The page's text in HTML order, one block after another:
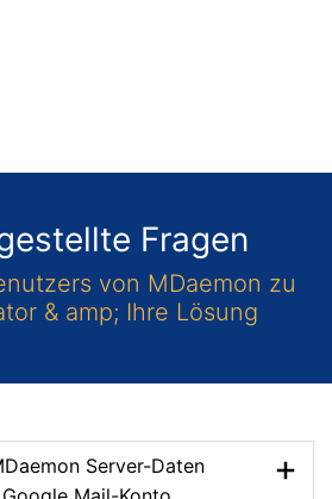
von MDaemon zu
Mail-Konto